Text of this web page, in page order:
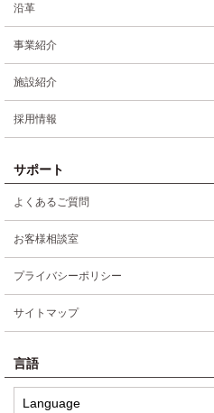
沿革
事業紹介
施設紹介
採用情報
サポート
よくあるご質問
お客様相談室
プライバシーポリシー
サイトマップ
言語